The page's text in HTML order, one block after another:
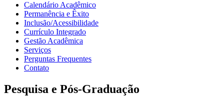
Calendário Acadêmico
Permanência e Êxito
Inclusão/Acessibilidade
Currículo Integrado
Gestão Acadêmica
Serviços
Perguntas Frequentes
Contato
Pesquisa e Pós-Graduação